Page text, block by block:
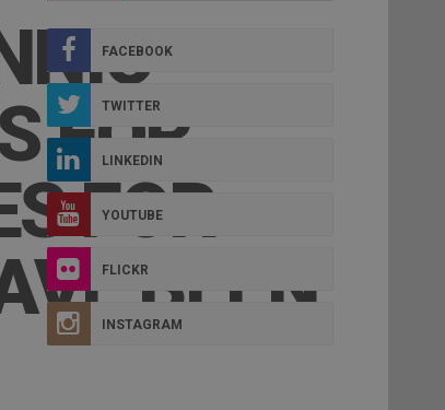
FOR
FOR
BEEN
FACEBOOK
TWITTER
LINKEDIN
YOUTUBE
FLICKR
INSTAGRAM